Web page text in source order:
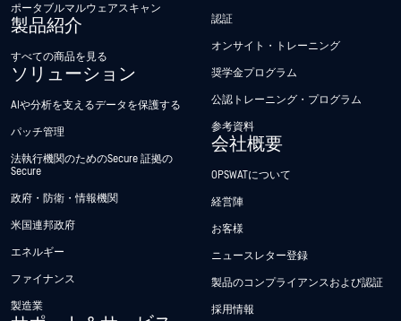
ポータブルマルウェアスキャン
製品紹介
すべての商品を見る
ソリューション
AIや分析を支えるデータを保護する
パッチ管理
法執行機関のためのSecure 証拠の
Secure
政府・防衛・情報機関
米国連邦政府
エネルギー
ファイナンス
製造業
認証
オンサイト・トレーニング
奨学金プログラム
公認トレーニング・プログラム
参考資料
会社概要
OPSWATについて
経営陣
お客様
ニュースレター登録
製品のコンプライアンスおよび認証
採用情報